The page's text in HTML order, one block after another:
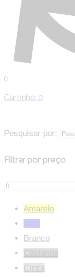
0
Carrinho 0
Pesquisar por:
Filtrar por preço
Amarelo
Azul
Branco
Cinza